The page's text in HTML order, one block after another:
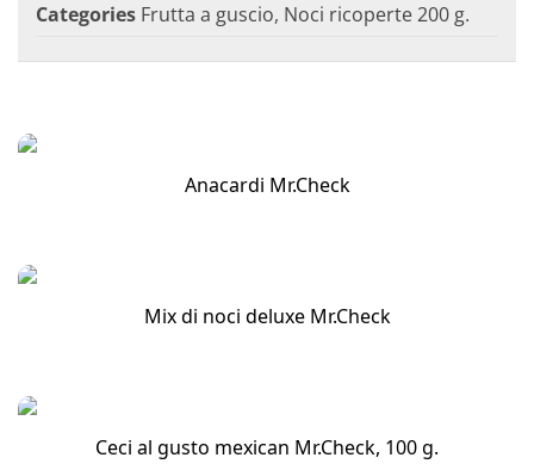
Categories Frutta a guscio, Noci ricoperte 200 g.
Anacardi Mr.Check
Mix di noci deluxe Mr.Check
Ceci al gusto mexican Mr.Check, 100 g.